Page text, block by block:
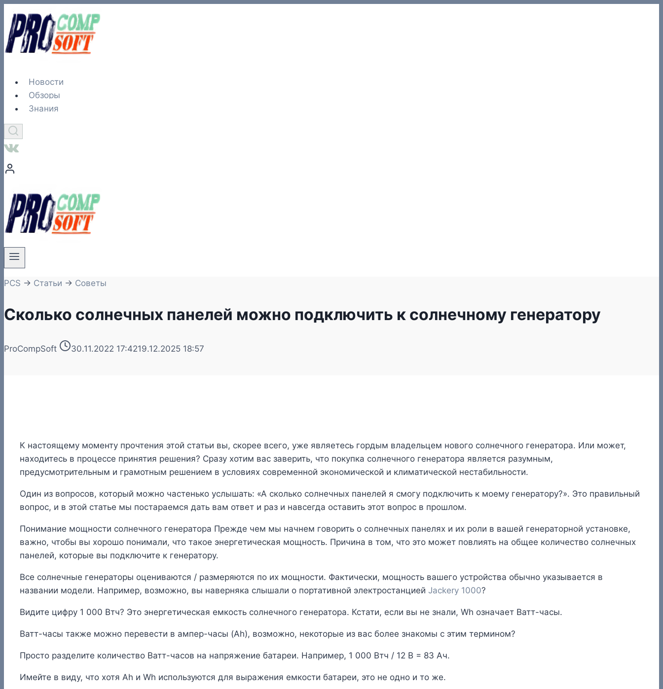
Перейти
содержимому
Новости
Обзоры
Знания
PCS → Статьи → Советы
Сколько солнечных панелей можно подключить к солнечному генератору
ProCompSoft 30.11.2022 17:4219.12.2025 18:57
К настоящему моменту прочтения этой статьи вы, скорее всего, уже являетесь гордым владельцем нового солнечного генератора. Или может,
находитесь в процессе принятия решения? Сразу хотим вас заверить, что покупка солнечного генератора является разумным,
предусмотрительным и грамотным решением в условиях современной экономической и климатической нестабильности.
Один из вопросов, который можно частенько услышать: «А сколько солнечных панелей я смогу подключить к моему генератору?». Это правильный
вопрос, и в этой статье мы постараемся дать вам ответ и раз и навсегда оставить этот вопрос в прошлом.
Понимание мощности солнечного генератора Прежде чем мы начнем говорить о солнечных панелях и их роли в вашей генераторной установке,
важно, чтобы вы хорошо понимали, что такое энергетическая мощность. Причина в том, что это может повлиять на общее количество солнечных
панелей, которые вы подключите к генератору.
Все солнечные генераторы оцениваются / размеряются по их мощности. Фактически, мощность вашего устройства обычно указывается в
названии модели. Например, возможно, вы наверняка слышали о портативной электростанцией Jackery 1000?
Видите цифру 1 000 Втч? Это энергетическая емкость солнечного генератора. Кстати, если вы не знали, Wh означает Ватт-часы.
Ватт-часы также можно перевести в ампер-часы (Ah), возможно, некоторые из вас более знакомы с этим термином?
Просто разделите количество Ватт-часов на напряжение батареи. Например, 1 000 Втч / 12 В = 83 Ач.
Имейте в виду, что хотя Ah и Wh используются для выражения емкости батареи, это не одно и то же.